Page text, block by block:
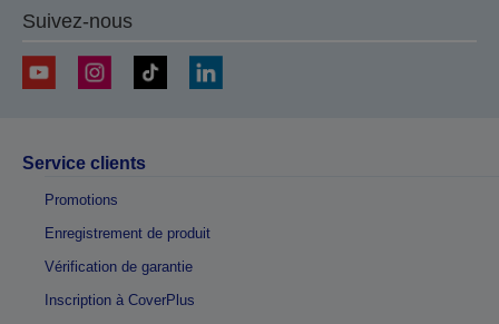
Suivez-nous
Service clients
Promotions
Enregistrement de produit
Vérification de garantie
Inscription à CoverPlus